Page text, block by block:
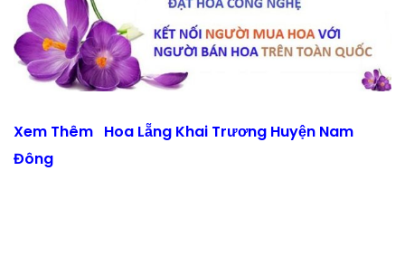
Xem Thêm Hoa Lẵng Khai Trương Huyện Nam
Đông